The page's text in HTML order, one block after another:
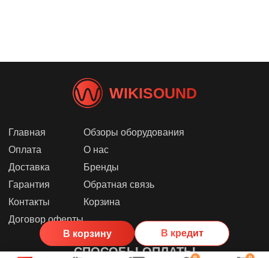
В корзину В кредит
WIKISOUND
Главная
Оплата
Доставка
Гарантия
Контакты
Договор оферты
Обзоры оборудования
О нас
Бренды
Обратная связь
Корзина
СПОСОБЫ ОПЛАТЫ